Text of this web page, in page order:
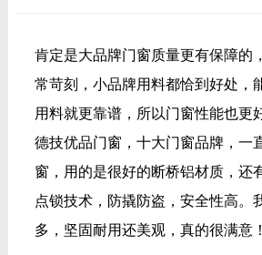
肯定是大品牌门窗质量更有保障的
常苛刻，小品牌用料都恰到好处，
用料就更靠谱，所以门窗性能也更
德技优品门窗，十大门窗品牌，一
窗，用的是很好的断桥铝材质，还
点锁技术，防撬防盗，安全性高。
多，坚固耐用还美观，真的很满意！